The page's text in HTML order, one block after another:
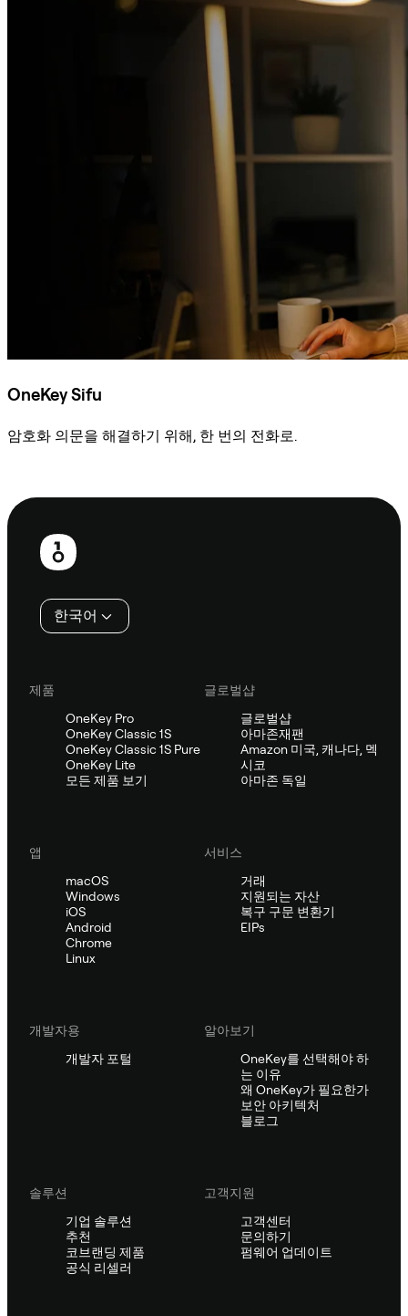
OneKey Sifu
암호화 의문을 해결하기 위해, 한 번의 전화로.
보
한국어
제품
OneKey Pro
OneKey Classic 1S
OneKey Classic 1S Pure
OneKey Lite
모든 제품 보기
글로벌샵
글로벌샵
아마존재팬
Amazon 미국, 캐나다, 멕
시코
아마존 독일
앱
macOS
Windows
iOS
Android
Chrome
Linux
서비스
거래
지원되는 자산
복구 구문 변환기
EIPs
개발자용
개발자 포털
알아보기
OneKey를 선택해야 하
는 이유
왜 OneKey가 필요한가
보안 아키텍처
블로그
솔루션
기업 솔루션
추천
코브랜딩 제품
공식 리셀러
고객지원
고객센터
문의하기
펌웨어 업데이트